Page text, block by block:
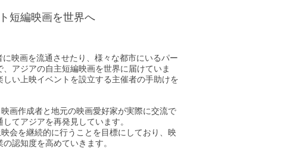
短編映画を世界へ
に映画を流通させたり、様々な都市にいるパー
アジアの自主短編映画を世界に届けていま
い上映イベントを設立する主催者の手助けを
画作成者と地元の映画愛好家が実際に交流で
てアジアを再発見しています。
会を継続的に行うことを目標にしており、映
認知度を高めていきます。